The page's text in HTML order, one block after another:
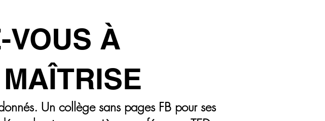
VOUS À
Un collège sans pages FB pour ses